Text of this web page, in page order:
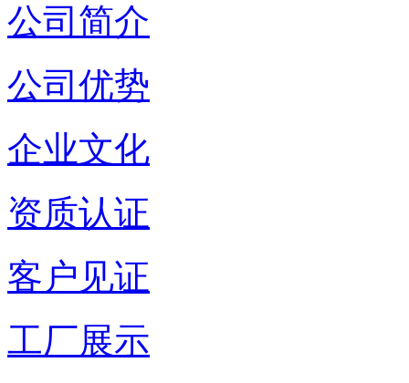
公司简介
公司优势
企业文化
资质认证
客户见证
工厂展示